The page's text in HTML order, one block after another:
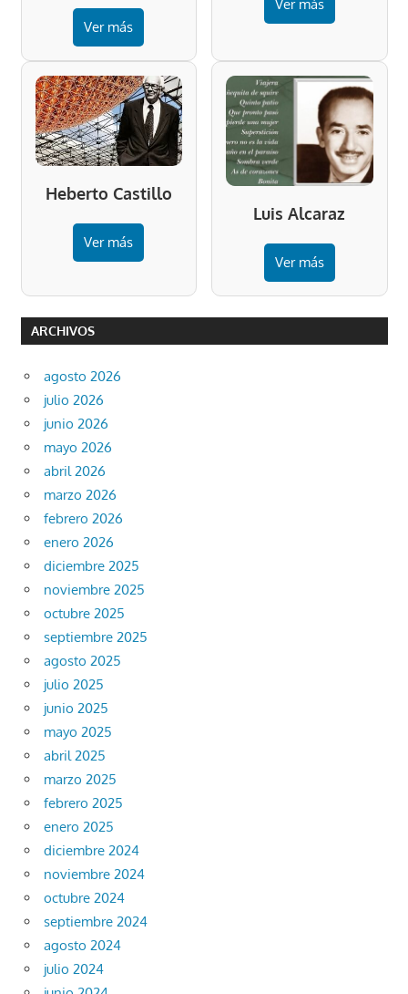
Ver más
Ver más
Heberto Castillo
Ver más
Luis Alcaraz
Ver más
ARCHIVOS
agosto 2026
julio 2026
junio 2026
mayo 2026
abril 2026
marzo 2026
febrero 2026
enero 2026
diciembre 2025
noviembre 2025
octubre 2025
septiembre 2025
agosto 2025
julio 2025
junio 2025
mayo 2025
abril 2025
marzo 2025
febrero 2025
enero 2025
diciembre 2024
noviembre 2024
octubre 2024
septiembre 2024
agosto 2024
julio 2024